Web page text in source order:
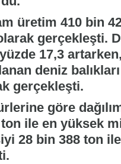
üretim 410 bin
gerçekleşti.
yüzde 17,3
deniz
gerçekleşti.
göre
ton ile en yüksek
28 bin 388 ton